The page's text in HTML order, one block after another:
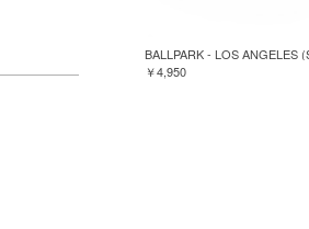
BALLPARK - LOS ANGELES
￥4,950